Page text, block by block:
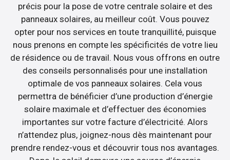
précis pour la pose de votre centrale solaire et des
panneaux solaires, au meilleur coût. Vous pouvez
opter pour nos services en toute tranquillité, puisque
nous prenons en compte les spécificités de votre lieu
de résidence ou de travail. Nous vous offrons en outre
des conseils personnalisés pour une installation
optimale de vos panneaux solaires. Cela vous
permettra de bénéficier d’une production d’énergie
solaire maximale et d’effectuer des économies
importantes sur votre facture d’électricité. Alors
n’attendez plus, joignez-nous dès maintenant pour
prendre rendez-vous et découvrir tous nos avantages.